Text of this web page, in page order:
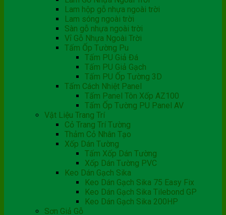
Lam hộp gỗ nhựa ngoài trời
Lam sóng ngoài trời
Sàn gỗ nhựa ngoài trời
Vỉ Gỗ Nhựa Ngoài Trời
Tấm Ốp Tường Pu
Tấm PU Giả Đá
Tấm PU Giả Gạch
Tấm PU Ốp Tường 3D
Tấm Cách Nhiệt Panel
Tấm Panel Tôn Xốp AZ100
Tấm Ốp Tường PU Panel AV
Vật Liệu Trang Trí
Cỏ Trang Trí Tường
Thảm Cỏ Nhân Tạo
Xốp Dán Tường
Tấm Xốp Dán Tường
Xốp Dán Tường PVC
Keo Dán Gạch Sika
Keo Dán Gạch Sika 75 Easy Fix
Keo Dán Gạch Sika Tilebond GP
Keo Dán Gạch Sika 200HP
Sơn Giả Gỗ